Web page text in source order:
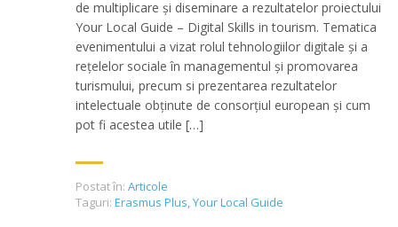
de multiplicare și diseminare a rezultatelor proiectului
Your Local Guide – Digital Skills in tourism. Tematica
evenimentului a vizat rolul tehnologiilor digitale și a
rețelelor sociale în managementul și promovarea
turismului, precum si prezentarea rezultatelor
intelectuale obținute de consorțiul european și cum
pot fi acestea utile […]
Postat în: Articole
Taguri: Erasmus Plus,Your Local Guide